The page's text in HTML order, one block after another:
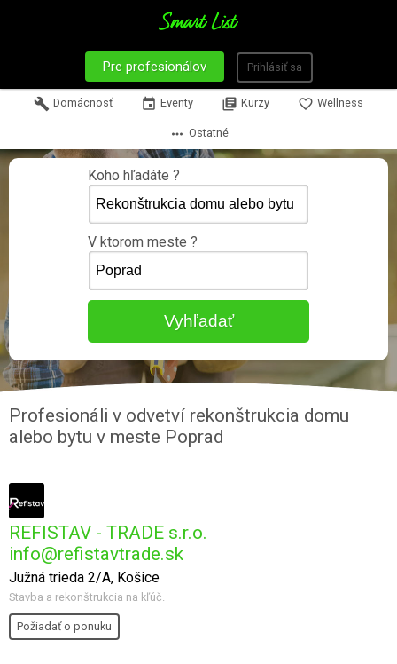
Pre profesionálov Prihlásiť sa
build Domácnosť event Eventy library_books Kurzy favorite_border Wellness
more_horiz Ostatné
Koho hľadáte ?
V ktorom meste ?
Profesionáli v odvetví rekonštrukcia domu
alebo bytu v meste Poprad
REFISTAV - TRADE s.r.o.
info@refistavtrade.sk
Južná trieda 2/A, Košice
Stavba a rekonštrukcia na kľúč.
Požiadať o ponuku